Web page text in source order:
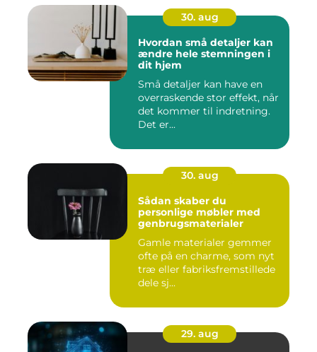
30. aug
Hvordan små detaljer kan
ændre hele stemningen i
dit hjem
Små detaljer kan have en
overraskende stor effekt, når
det kommer til indretning.
Det er...
30. aug
Sådan skaber du
personlige møbler med
genbrugsmaterialer
Gamle materialer gemmer
ofte på en charme, som nyt
træ eller fabriksfremstillede
dele sj...
29. aug